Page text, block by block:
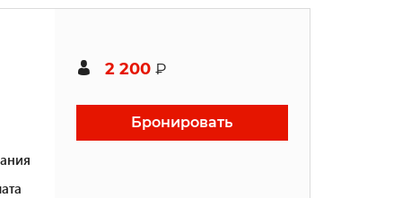
2 200 ₽
Бронировать